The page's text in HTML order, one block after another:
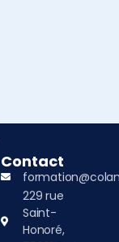
Contact
229 rue
Saint-
Honoré,